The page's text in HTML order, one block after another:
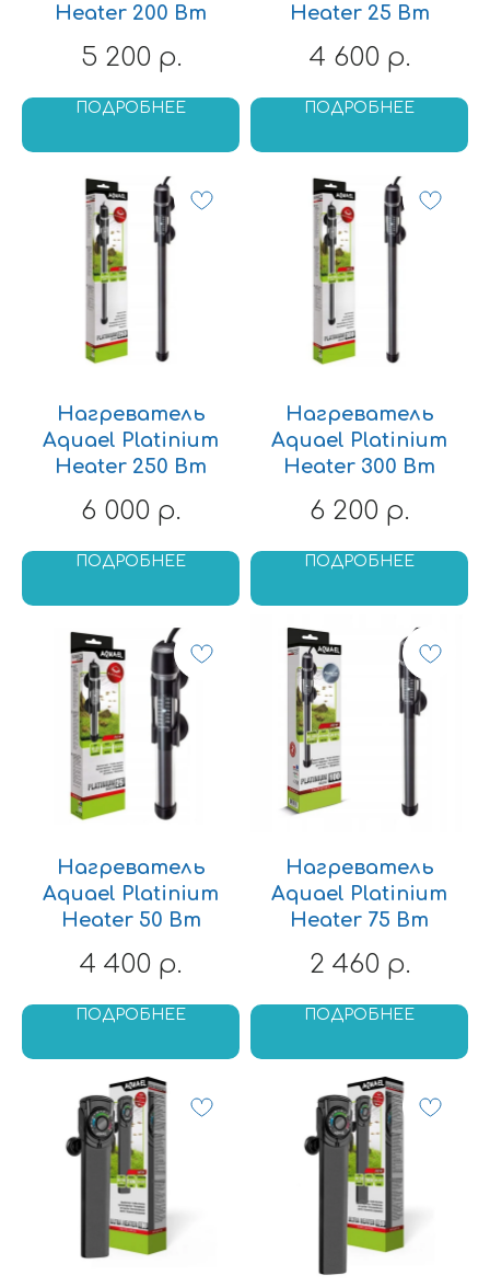
Heater 200 Вт
5 200 р.
ПОДРОБНЕЕ
Heater 25 Вт
4 600 р.
ПОДРОБНЕЕ
Нагреватель
Aquael Platinium
Heater 250 Вт
6 000 р.
ПОДРОБНЕЕ
Нагреватель
Aquael Platinium
Heater 300 Вт
6 200 р.
ПОДРОБНЕЕ
Нагреватель
Aquael Platinium
Heater 50 Вт
4 400 р.
ПОДРОБНЕЕ
Нагреватель
Aquael Platinium
Heater 75 Вт
2 460 р.
ПОДРОБНЕЕ